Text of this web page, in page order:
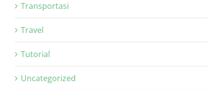
Transportasi
Travel
Tutorial
Uncategorized